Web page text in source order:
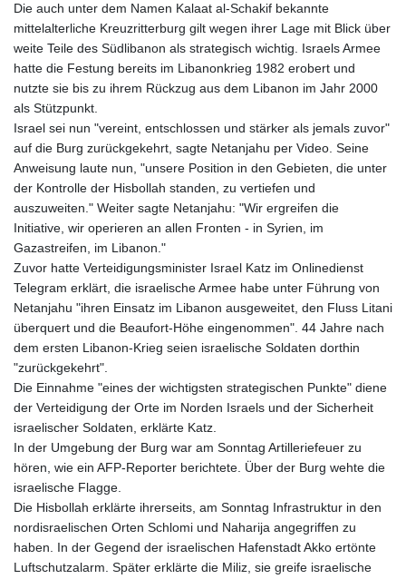
Die auch unter dem Namen Kalaat al-Schakif bekannte
mittelalterliche Kreuzritterburg gilt wegen ihrer Lage mit Blick über
weite Teile des Südlibanon als strategisch wichtig. Israels Armee
hatte die Festung bereits im Libanonkrieg 1982 erobert und
nutzte sie bis zu ihrem Rückzug aus dem Libanon im Jahr 2000
als Stützpunkt.
Israel sei nun "vereint, entschlossen und stärker als jemals zuvor"
auf die Burg zurückgekehrt, sagte Netanjahu per Video. Seine
Anweisung laute nun, "unsere Position in den Gebieten, die unter
der Kontrolle der Hisbollah standen, zu vertiefen und
auszuweiten." Weiter sagte Netanjahu: "Wir ergreifen die
Initiative, wir operieren an allen Fronten - in Syrien, im
Gazastreifen, im Libanon."
Zuvor hatte Verteidigungsminister Israel Katz im Onlinedienst
Telegram erklärt, die israelische Armee habe unter Führung von
Netanjahu "ihren Einsatz im Libanon ausgeweitet, den Fluss Litani
überquert und die Beaufort-Höhe eingenommen". 44 Jahre nach
dem ersten Libanon-Krieg seien israelische Soldaten dorthin
"zurückgekehrt".
Die Einnahme "eines der wichtigsten strategischen Punkte" diene
der Verteidigung der Orte im Norden Israels und der Sicherheit
israelischer Soldaten, erklärte Katz.
In der Umgebung der Burg war am Sonntag Artilleriefeuer zu
hören, wie ein AFP-Reporter berichtete. Über der Burg wehte die
israelische Flagge.
Die Hisbollah erklärte ihrerseits, am Sonntag Infrastruktur in den
nordisraelischen Orten Schlomi und Naharija angegriffen zu
haben. In der Gegend der israelischen Hafenstadt Akko ertönte
Luftschutzalarm. Später erklärte die Miliz, sie greife israelische